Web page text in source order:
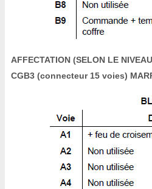
AFFECTATION (SELON LE
CGB3 (connecteur 15 voies)